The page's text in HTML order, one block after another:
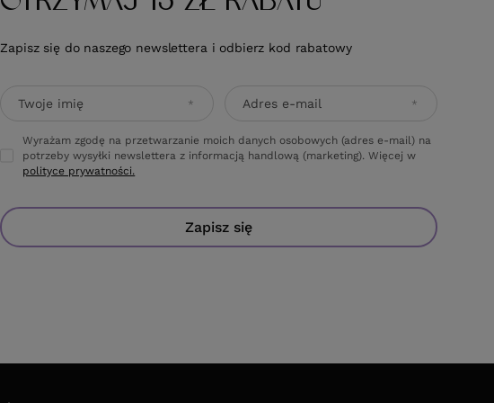
Zapisz się do naszego newslettera i odbierz kod rabatowy
Twoje imię Adres e-mail
Wyrażam zgodę na przetwarzanie moich danych osobowych (adres e-mail) na
potrzeby wysyłki newslettera z informacją handlową (marketing). Więcej w
polityce prywatności.
Zapisz się